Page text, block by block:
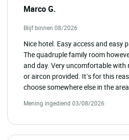
Marco G.
Blijf binnen 08/2026
Nice hotel. Easy access and easy
The quadruple family room
and day. Very uncomfortable with
or aircon provided. It’s for this
choose somewhere else in the area.
Mening ingediend 03/08/2026